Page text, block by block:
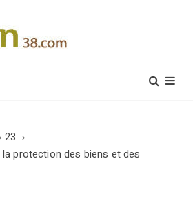
23
protection des biens et des